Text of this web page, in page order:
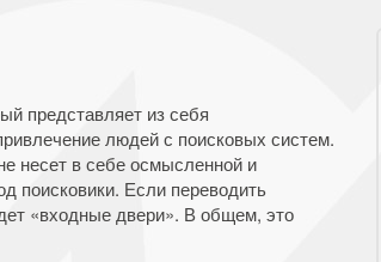
представляет из себя
людей с поисковых систем.
несет в себе осмысленной и
поисковики. Если переводить
«входные двери». В общем, это